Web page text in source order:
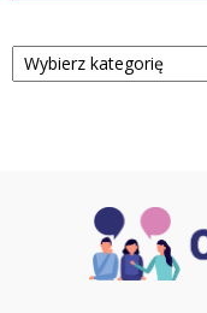
Kategorie